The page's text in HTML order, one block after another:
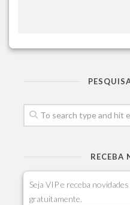
RECEBA
Seja VIP e receba
gratuitamente.